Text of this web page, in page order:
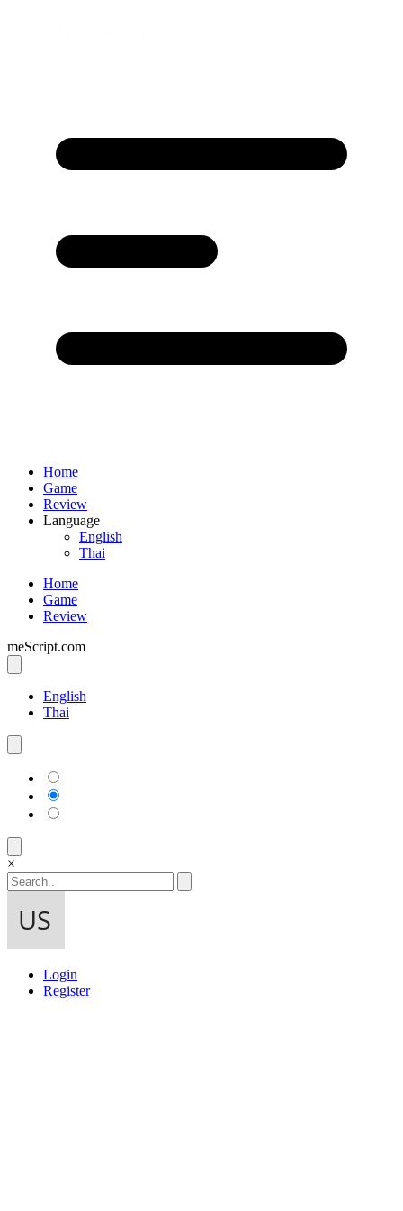
Home
Game
Review
Language
English
Thai
Home
Game
Review
meScript.com
English
Thai
×
Login
Register